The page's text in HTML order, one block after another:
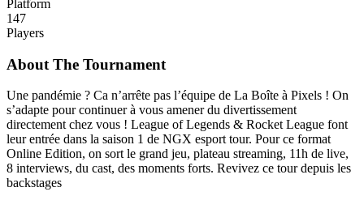
Platform
147
Players
About The Tournament
Une pandémie ? Ca n’arrête pas l’équipe de La Boîte à Pixels ! On
s’adapte pour continuer à vous amener du divertissement
directement chez vous ! League of Legends & Rocket League font
leur entrée dans la saison 1 de NGX esport tour. Pour ce format
Online Edition, on sort le grand jeu, plateau streaming, 11h de live,
8 interviews, du cast, des moments forts. Revivez ce tour depuis les
backstages